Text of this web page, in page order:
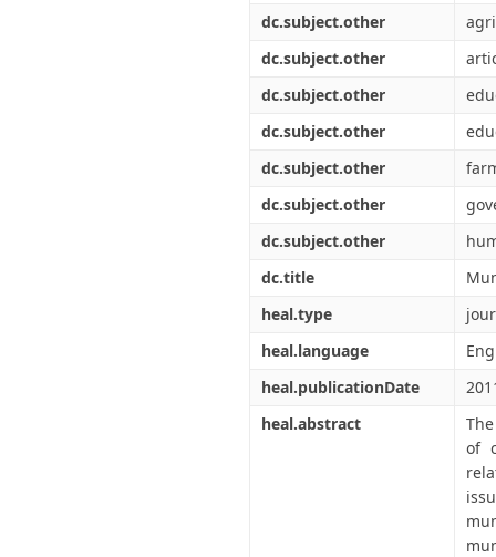
dc.subject.other
dc.subject.other
dc.subject.other
dc.subject.other
dc.subject.other
dc.subject.other
dc.subject.other
dc.title
heal.type
heal.language
heal.publicationDate
heal.abstract
of